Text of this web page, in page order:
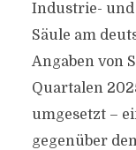
Industrie- und
Säule am
Angaben von
Quartalen
umgesetzt –
gegenüber